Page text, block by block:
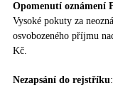
Opomenutí oznámení
Vysoké pokuty za
osvobozeného příjmu
Kč.
Nezapsání do rejstříku